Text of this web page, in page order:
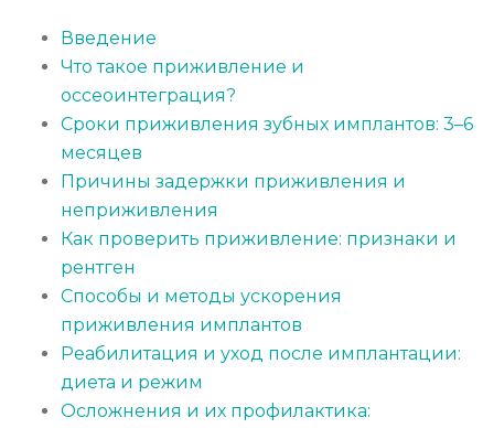
Введение
Что такое приживление и
оссеоинтеграция?
Сроки приживления зубных имплантов: 3–6
месяцев
Причины задержки приживления и
неприживления
Как проверить приживление: признаки и
рентген
Способы и методы ускорения
приживления имплантов
Реабилитация и уход после имплантации:
диета и режим
Осложнения и их профилактика: